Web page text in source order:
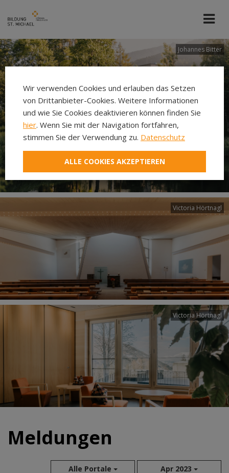
Johannes Bitter
Victoria Hörtnagl
Victoria Hörtnagl
Meldungen
Alle Portale Apr 2023
Wir verwenden Cookies und erlauben das Setzen
von Drittanbieter-Cookies. Weitere Informationen
und wie Sie Cookies deaktivieren können finden Sie
hier. Wenn Sie mit der Navigation fortfahren,
stimmen Sie der Verwendung zu. Datenschutz
ALLE COOKIES AKZEPTIEREN